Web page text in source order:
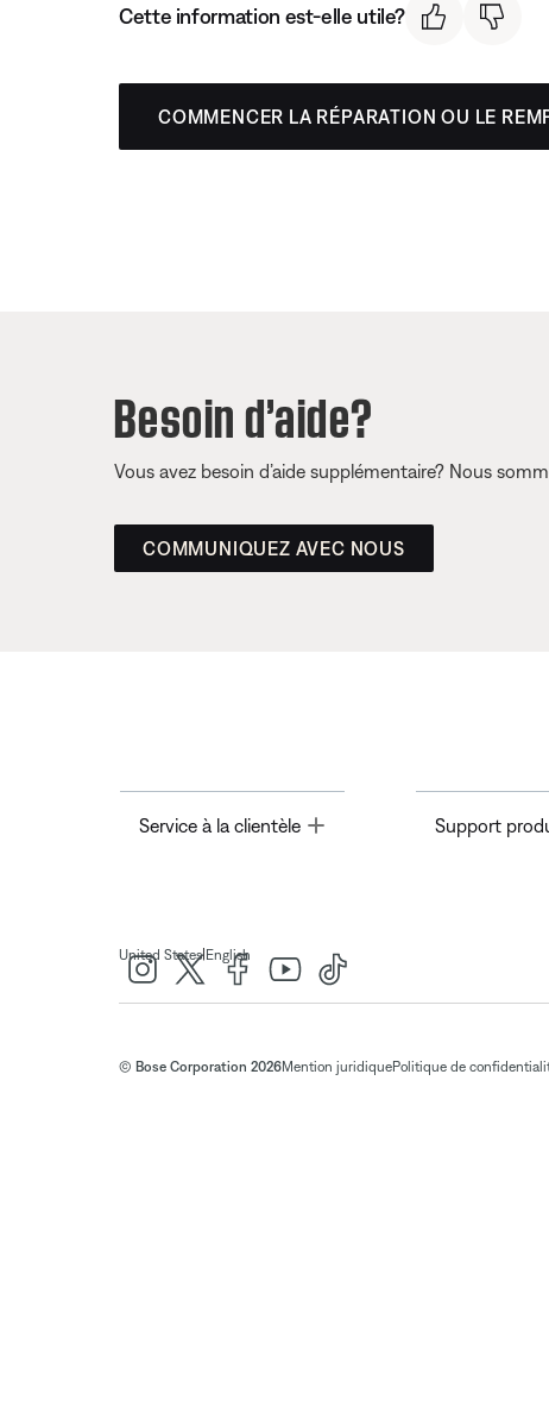
Cette information est-elle utile?
COMMENCER LA RÉPARATION OU LE
Besoin d’aide?
Vous avez besoin d’aide supplémentaire? Nous
COMMUNIQUEZ AVEC NOUS
Service à la clientèle Toggle Support
United States| English
© Bose Corporation 2026Mention juridiquePolitique de